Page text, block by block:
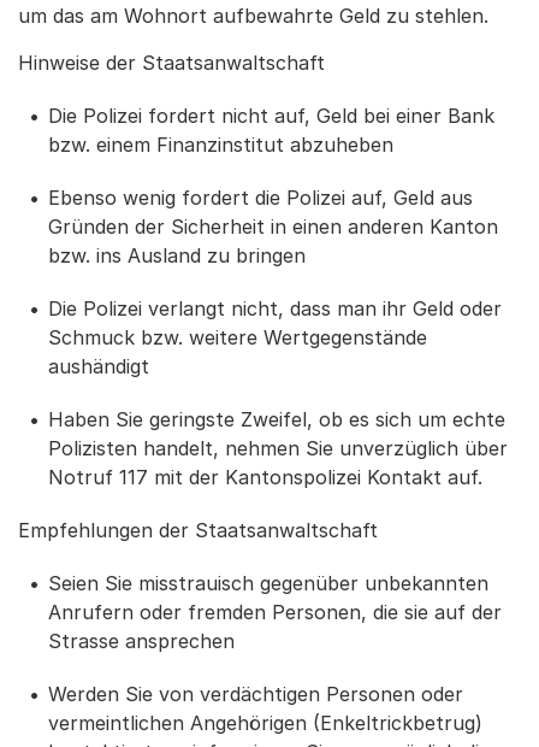
um das am Wohnort aufbewahrte Geld zu stehlen.
Hinweise der Staatsanwaltschaft
Die Polizei fordert nicht auf, Geld bei einer Bank
bzw. einem Finanzinstitut abzuheben
Ebenso wenig fordert die Polizei auf, Geld aus
Gründen der Sicherheit in einen anderen Kanton
bzw. ins Ausland zu bringen
Die Polizei verlangt nicht, dass man ihr Geld oder
Schmuck bzw. weitere Wertgegenstände
aushändigt
Haben Sie geringste Zweifel, ob es sich um echte
Polizisten handelt, nehmen Sie unverzüglich über
Notruf 117 mit der Kantonspolizei Kontakt auf.
Empfehlungen der Staatsanwaltschaft
Seien Sie misstrauisch gegenüber unbekannten
Anrufern oder fremden Personen, die sie auf der
Strasse ansprechen
Werden Sie von verdächtigen Personen oder
vermeintlichen Angehörigen (Enkeltrickbetrug)